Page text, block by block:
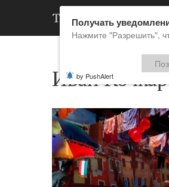
Иван
Получать
Нажмите "Разрешить",
by PushAlert